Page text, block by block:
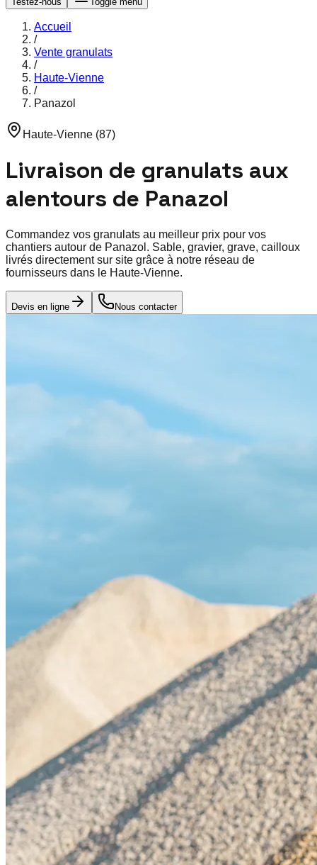
Accueil
/
Vente granulats
/
Haute-Vienne
/
Panazol
Haute-Vienne (87)
Livraison de granulats aux
alentours de Panazol
Commandez vos granulats au meilleur prix pour vos
chantiers autour de Panazol . Sable, gravier, grave, cailloux
livrés directement sur site grâce à notre réseau de
fournisseurs dans le Haute-Vienne.
Devis en ligne Nous contacter